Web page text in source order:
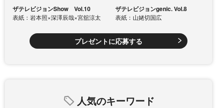
ザテレビジョンShow Vol.10
表紙：岩本照×深澤辰哉×宮舘涼太
ザテレビジョンgenic. Vol.8
表紙：山姥切国広
プレゼントに応募する
人気のキーワード